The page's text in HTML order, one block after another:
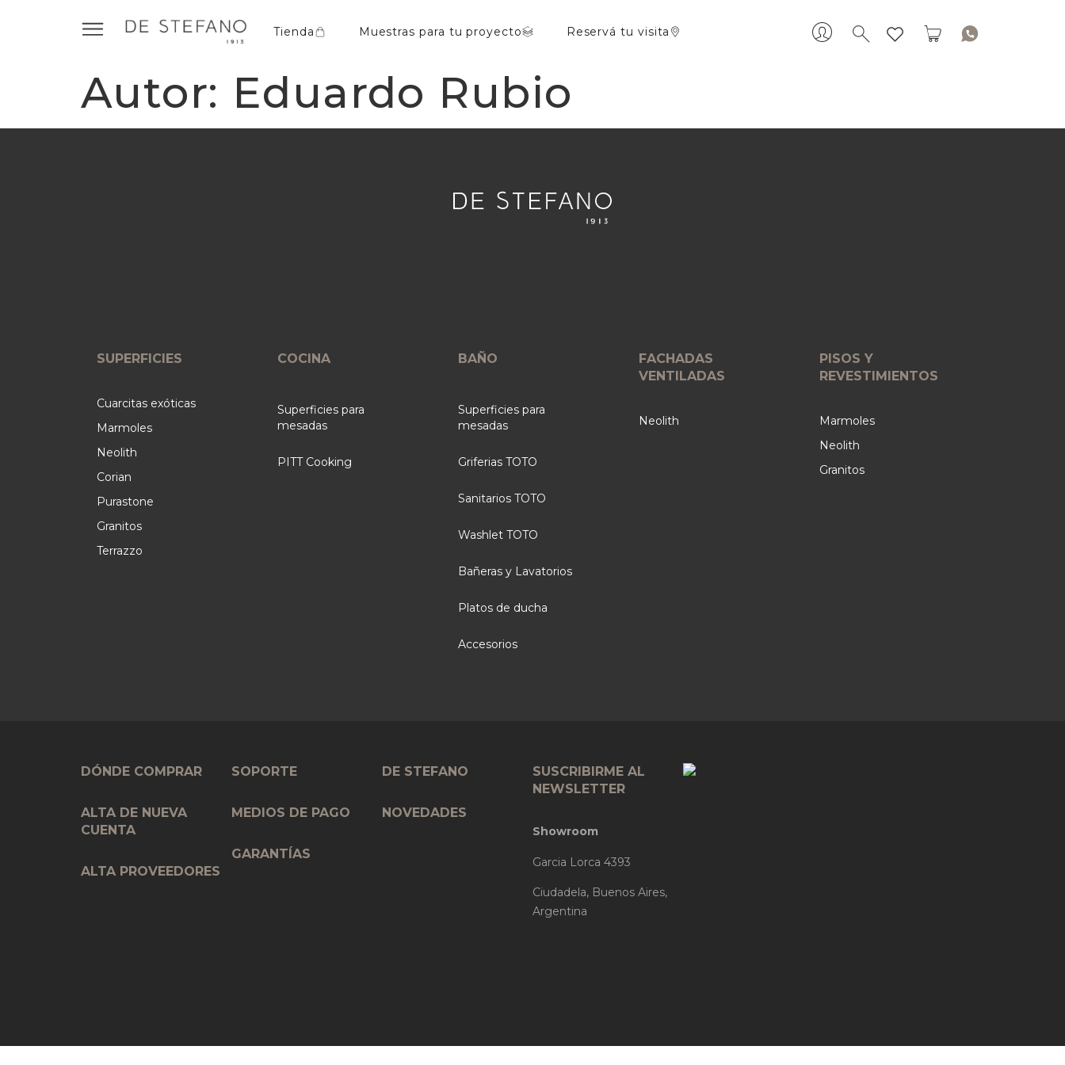
Tienda Muestras para tu proyecto Reservá tu visita
Autor: Eduardo Rubio
SUPERFICIES
Cuarcitas exóticas
Marmoles
Neolith
Corian
Purastone
Granitos
Terrazzo
COCINA
Superficies para
mesadas
PITT Cooking
BAÑO
Superficies para
mesadas
Griferias TOTO
Sanitarios TOTO
Washlet TOTO
Bañeras y Lavatorios
Platos de ducha
Accesorios
FACHADAS
VENTILADAS
Neolith
PISOS Y
REVESTIMIENTOS
Marmoles
Neolith
Granitos
DÓNDE COMPRAR
ALTA DE NUEVA
CUENTA
ALTA PROVEEDORES
SOPORTE
MEDIOS DE PAGO
GARANTÍAS
DE STEFANO
NOVEDADES
SUSCRIBIRME AL
NEWSLETTER
Showroom
Garcia Lorca 4393
Ciudadela, Buenos Aires,
Argentina